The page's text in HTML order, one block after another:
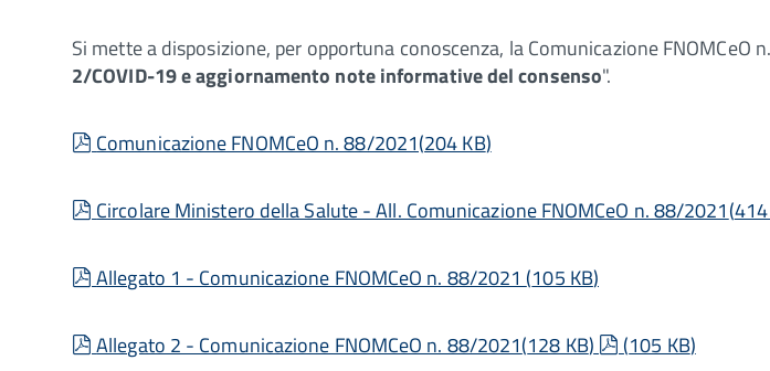
Si mette a disposizione, per opportuna conoscenza, la Comunicazione FNOMCeO
2/COVID-19 e aggiornamento note informative del consenso".
pdf
Comunicazione FNOMCeO n. 88/2021(204 KB)
pdf
Circolare Ministero della Salute - All. Comunicazione FNOMCeO n. 88/2021(
pdf
Allegato 1 - Comunicazione FNOMCeO n. 88/2021 (105 KB)
pdf
Allegato 2 - Comunicazione FNOMCeO n. 88/2021(128 KB) pdf
(105 KB)